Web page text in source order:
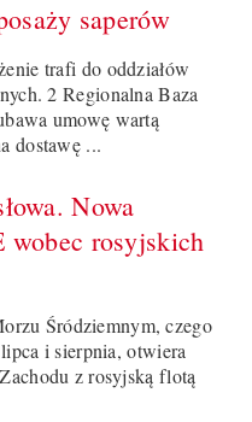
saperów
trafi do oddziałów
2 Regionalna Baza
umowę wartą
dostawę ...
Nowa
wobec rosyjskich
Śródziemnym, czego
i sierpnia, otwiera
z rosyjską flotą